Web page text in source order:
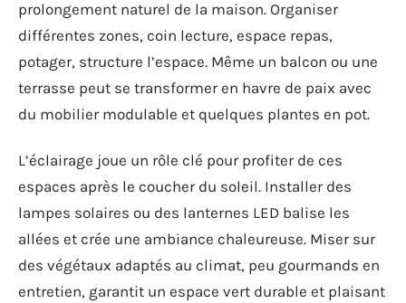
prolongement naturel de la maison. Organiser
différentes zones, coin lecture, espace repas,
potager, structure l’espace. Même un balcon ou une
terrasse peut se transformer en havre de paix avec
du mobilier modulable et quelques plantes en pot.
L’éclairage joue un rôle clé pour profiter de ces
espaces après le coucher du soleil. Installer des
lampes solaires ou des lanternes LED balise les
allées et crée une ambiance chaleureuse. Miser sur
des végétaux adaptés au climat, peu gourmands en
entretien, garantit un espace vert durable et plaisant